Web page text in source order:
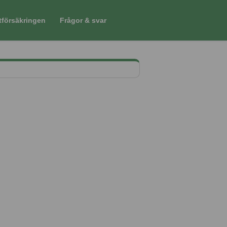
Frågor & svar